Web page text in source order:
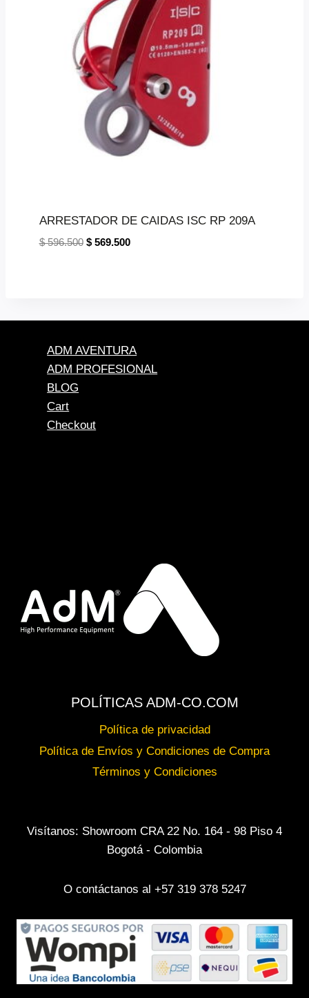
ARRESTADOR DE CAIDAS ISC RP 209A
$596.500 El
$569.500El
ADM AVENTURA
ADM PROFESIONAL
BLOG
Cart
Checkout
POLÍTICAS ADM-CO.COM
Política de privacidad
Política de Envíos y Condiciones de Compra
Términos y Condiciones
Visítanos: Showroom CRA 22 No. 164 - 98 Piso 4
Bogotá - Colombia
O contáctanos al +57 319 378 5247